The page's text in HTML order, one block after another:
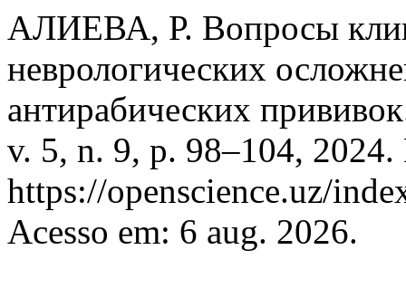
АЛИЕВА, Р. Вопросы
неврологических
антирабических
v. 5, n. 9, p. 98–104,
https://openscience.uz/
Acesso em: 6 aug. 2026.